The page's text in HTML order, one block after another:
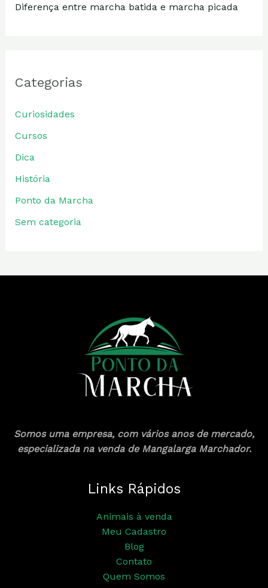
Diferença entre marcha batida e marcha picada
Categorias
Curiosidades
Cursos
Dica
História
Ponto da Marcha
Sem categoria
Somos uma empresa, com vários anos de mercado,
especializada na venda de Mangalarga Marchador.
Links Rápidos
Animais à venda
Meu Cadastro
Blog
Contato
Quem Somos